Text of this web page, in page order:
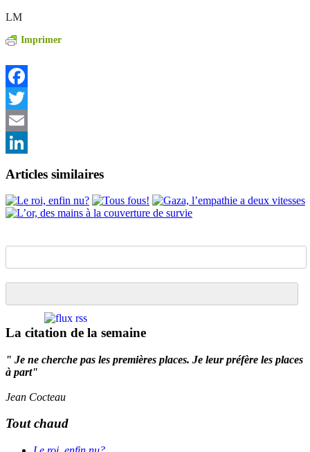
LM
Imprimer
Facebook
Twitter
Email
Articles similaires
La citation de la semaine
" Je ne cherche pas les premières places. Je leur préfère les places
à part"
Jean Cocteau
Tout chaud